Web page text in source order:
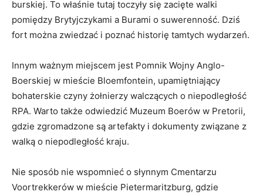
​burskiej. To właśnie tutaj toczyły​ się zacięte walki
pomiędzy⁢ Brytyjczykami a⁤ Burami o suwerenność. Dziś
fort można zwiedzać i poznać historię tamtych wydarzeń.
Innym ważnym miejscem jest‌ Pomnik Wojny Anglo-
Boerskiej w mieście Bloemfontein, ​upamiętniający
bohaterskie czyny ​żołnierzy walczących o niepodległość
‌RPA. Warto‍ także odwiedzić Muzeum Boerów ⁤w Pretorii,​
gdzie zgromadzone są artefakty i dokumenty związane‌ z
walką o niepodległość kraju.
Nie sposób ⁤nie wspomnieć ⁢o słynnym Cmentarzu
⁣Voortrekkerów ⁤w mieście Pietermaritzburg, gdzie